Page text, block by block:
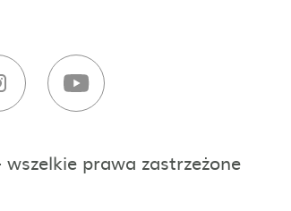
prawa zastrzeżone